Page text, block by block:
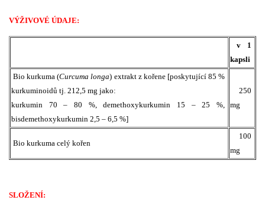
VÝŽIVOVÉ ÚDAJE:
v 1
kapsli
Bio kurkuma (Curcuma longa) extrakt z kořene [poskytující 85 %
kurkuminoidů tj. 212,5 mg jako:
kurkumin 70 – 80 %, demethoxykurkumin 15 – 25 %,
bisdemethoxykurkumin 2,5 – 6,5 %]
250
mg
Bio kurkuma celý kořen
100
mg
SLOŽENÍ: